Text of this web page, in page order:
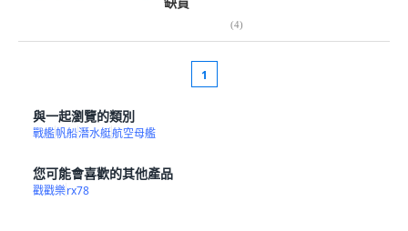
(4)
1
與一起瀏覽的類別
戰艦帆船潛水艇航空母艦
您可能會喜歡的其他產品
戳戳樂rx78